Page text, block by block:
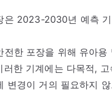
은 2023-2030년 예측
한 포장을 위해 유아
한 기계에는 다목적,
변경이 거의 필요하지